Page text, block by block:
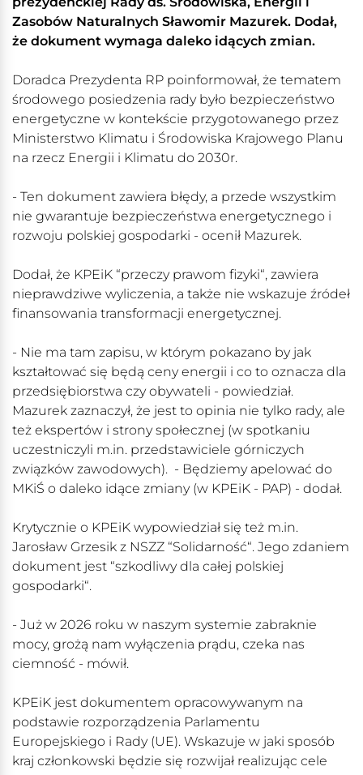
Zasobów Naturalnych Sławomir Mazurek. Dodał,
że dokument wymaga daleko idących zmian.
Doradca Prezydenta RP poinformował, że tematem
środowego posiedzenia rady było bezpieczeństwo
energetyczne w kontekście przygotowanego przez
Ministerstwo Klimatu i Środowiska Krajowego Planu
na rzecz Energii i Klimatu do 2030r.
- Ten dokument zawiera błędy, a przede wszystkim
nie gwarantuje bezpieczeństwa energetycznego i
rozwoju polskiej gospodarki - ocenił Mazurek.
Dodał, że KPEiK “przeczy prawom fizyki“, zawiera
nieprawdziwe wyliczenia, a także nie wskazuje źródeł
finansowania transformacji energetycznej.
- Nie ma tam zapisu, w którym pokazano by jak
kształtować się będą ceny energii i co to oznacza dla
przedsiębiorstwa czy obywateli - powiedział.
Mazurek zaznaczył, że jest to opinia nie tylko rady, ale
też ekspertów i strony społecznej (w spotkaniu
uczestniczyli m.in. przedstawiciele górniczych
związków zawodowych). - Będziemy apelować do
MKiŚ o daleko idące zmiany (w KPEiK - PAP) - dodał.
Krytycznie o KPEiK wypowiedział się też m.in.
Jarosław Grzesik z NSZZ “Solidarność“. Jego zdaniem
dokument jest “szkodliwy dla całej polskiej
gospodarki“.
- Już w 2026 roku w naszym systemie zabraknie
mocy, grożą nam wyłączenia prądu, czeka nas
ciemność - mówił.
KPEiK jest dokumentem opracowywanym na
podstawie rozporządzenia Parlamentu
Europejskiego i Rady (UE). Wskazuje w jaki sposób
kraj członkowski będzie się rozwijał realizując cele